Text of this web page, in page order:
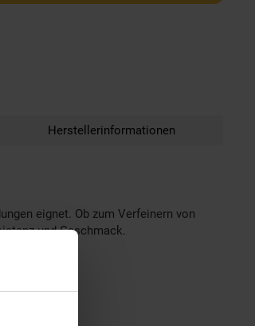
Herstellerinformationen
eignet. Ob zum Verfeinern von
und Geschmack.